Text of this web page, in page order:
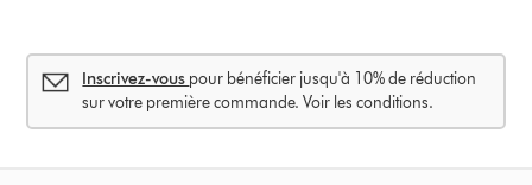
Inscrivez-vous pour bénéficier jusqu'à 10% de réduction
sur votre première commande. Voir les conditions.